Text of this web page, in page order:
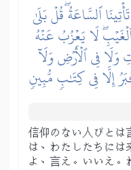
ٱلسَّاعَةُۖ قُلۡ بَلَىٰ
لَا يَعۡزُبُ عَنۡهُ
فِي ٱلۡأَرۡضِ وَلَآ
إِلَّا فِي كِتَٰبٖ مُّبِينٖ
信仰のない人びとは
は、わたしたちには
よ、言え。いいえ。